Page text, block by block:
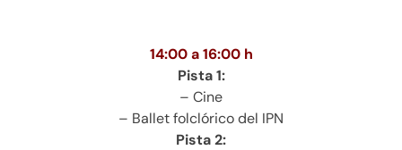
14:00 a 16:00 h
Pista 1:
– Cine
– Ballet folclórico del IPN
Pista 2: